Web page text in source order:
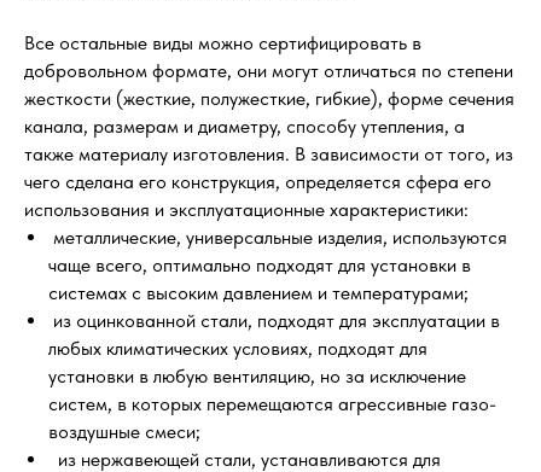
Все остальные виды можно сертифицировать в
добровольном формате, они могут отличаться по степени
жесткости (жесткие, полужесткие, гибкие), форме сечения
канала, размерам и диаметру, способу утепления, а
также материалу изготовления. В зависимости от того, из
чего сделана его конструкция, определяется сфера его
использования и эксплуатационные характеристики:
металлические, универсальные изделия, используются
чаще всего, оптимально подходят для установки в
системах с высоким давлением и температурами;
из оцинкованной стали, подходят для эксплуатации в
любых климатических условиях, подходят для
установки в любую вентиляцию, но за исключение
систем, в которых перемещаются агрессивные газо-
воздушные смеси;
из нержавеющей стали, устанавливаются для